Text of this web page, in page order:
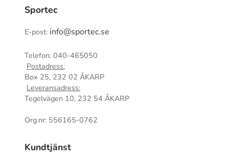
Sportec
E-post: info@sportec.se
Telefon: 040-465050
Postadress:
Box 25, 232 02 ÅKARP
Leveransadress:
Tegelvägen 10, 232 54 ÅKARP
Org.nr: 556165-0762
Kundtjänst